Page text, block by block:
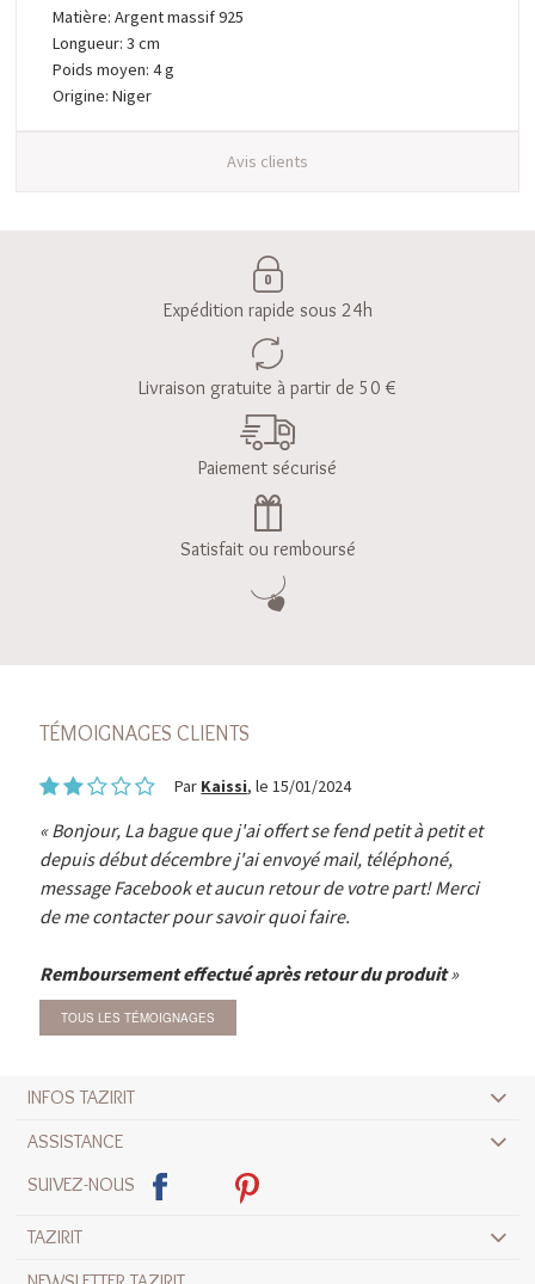
Matière: Argent massif 925
Longueur: 3 cm
Poids moyen: 4 g
Origine: Niger
Avis clients
Expédition rapide sous 24h
Livraison gratuite à partir de 50 €
Paiement sécurisé
Satisfait ou remboursé
TÉMOIGNAGES CLIENTS
Par Kaissi, le 15/01/2024
Bonjour, La bague que j'ai offert se fend petit à petit et
depuis début décembre j'ai envoyé mail, téléphoné,
message Facebook et aucun retour de votre part! Merci
de me contacter pour savoir quoi faire.
Remboursement effectué après retour du produit
TOUS LES TÉMOIGNAGES
INFOS TAZIRIT
ASSISTANCE
SUIVEZ-NOUS
TAZIRIT